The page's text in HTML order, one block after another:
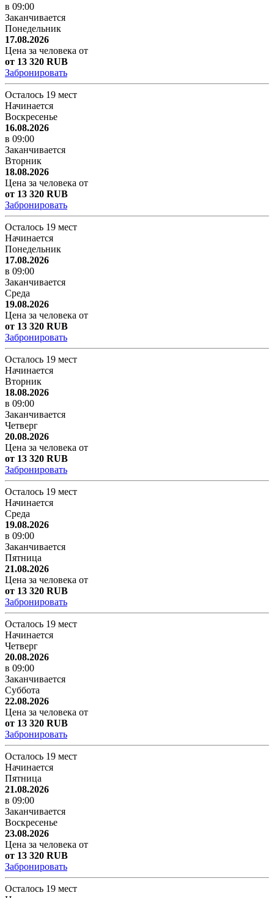
в 09:00
Заканчивается
Понедельник
17.08.2026
Цена за человека от
от 13 320 RUB
Забронировать
Осталось 19 мест
Начинается
Воскресенье
16.08.2026
в 09:00
Заканчивается
Вторник
18.08.2026
Цена за человека от
от 13 320 RUB
Забронировать
Осталось 19 мест
Начинается
Понедельник
17.08.2026
в 09:00
Заканчивается
Среда
19.08.2026
Цена за человека от
от 13 320 RUB
Забронировать
Осталось 19 мест
Начинается
Вторник
18.08.2026
в 09:00
Заканчивается
Четверг
20.08.2026
Цена за человека от
от 13 320 RUB
Забронировать
Осталось 19 мест
Начинается
Среда
19.08.2026
в 09:00
Заканчивается
Пятница
21.08.2026
Цена за человека от
от 13 320 RUB
Забронировать
Осталось 19 мест
Начинается
Четверг
20.08.2026
в 09:00
Заканчивается
Суббота
22.08.2026
Цена за человека от
от 13 320 RUB
Забронировать
Осталось 19 мест
Начинается
Пятница
21.08.2026
в 09:00
Заканчивается
Воскресенье
23.08.2026
Цена за человека от
от 13 320 RUB
Забронировать
Осталось 19 мест